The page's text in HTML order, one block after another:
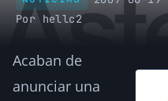
Por hellc2
Acaban de
anunciar una